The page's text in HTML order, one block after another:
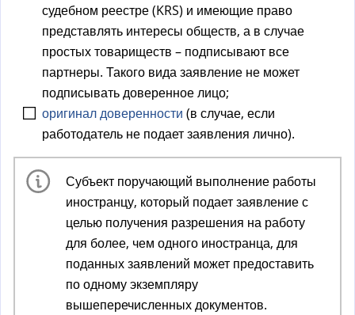
судебном реестре (KRS) и имеющие право
представлять интересы обществ, а в случае
простых товариществ – подписывают все
партнеры. Такого вида заявление не может
подписывать доверенное лицо;
оригинал доверенности (в случае, если
работодатель не подает заявления лично).
Субъект поручающий выполнение работы
иностранцу, который подает заявление с
целью получения разрешения на работу
для более, чем одного иностранца, для
поданных заявлений может предоставить
по одному экземпляру
вышеперечисленных документов.